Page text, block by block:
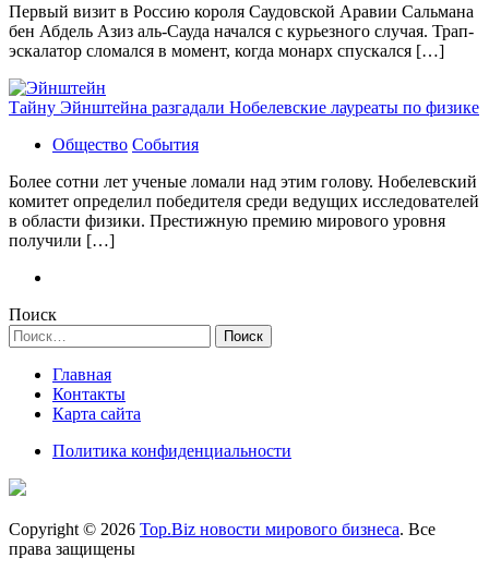
Первый визит в Россию короля Саудовской Аравии Сальмана
бен Абдель Азиз аль-Сауда начался с курьезного случая. Трап-
эскалатор сломался в момент, когда монарх спускался […]
Тайну Эйнштейна разгадали Нобелевские лауреаты по физике
Общество События
Более сотни лет ученые ломали над этим голову. Нобелевский
комитет определил победителя среди ведущих исследователей
в области физики. Престижную премию мирового уровня
получили […]
Поиск
Найти:
Главная
Контакты
Карта сайта
Политика конфиденциальности
Copyright © 2026 Top.Biz новости мирового бизнеса. Все
права защищены